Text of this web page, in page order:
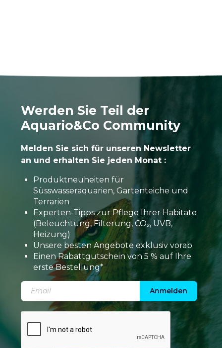
Werden Sie Teil der
Aquario&Co Community
Melden Sie sich für unseren Newsletter
an und erhalten Sie jeden Monat :
Produktneuheiten für
Süsswasseraquarien, Gartenteiche und
Terrarien
Experten-Tipps zur Pflege Ihrer Habitate
(Beleuchtung, Filterung, CO₂, UVB,
Heizung)
Unsere besten Angebote exklusiv vorab
Einen Rabattgutschein von 5 % auf Ihre
erste Bestellung*
Anmelden